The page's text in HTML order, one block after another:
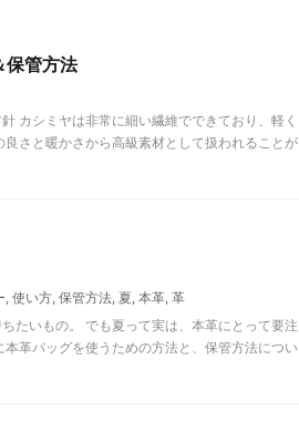
保管方法
カシミヤは非常に細い繊維でできており、軽く
さと暖かさから高級素材として扱われることが
, 使い方, 保管方法, 夏, 本革, 革
たいもの。 でも夏って実は、本革にとって要注
革バッグを使うための方法と、保管方法につい